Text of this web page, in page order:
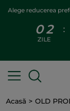
Alege reducerea
0 2
ZILE
:
Acasă OLD